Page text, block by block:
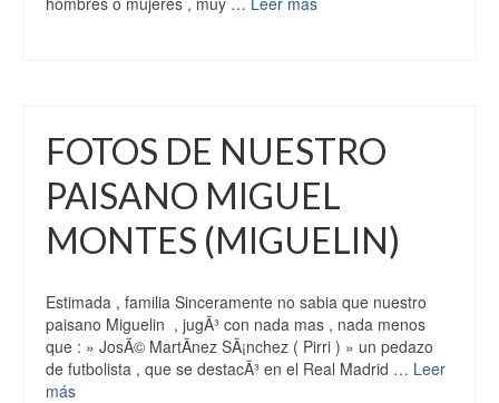
FOTOS DE NUESTRO
PAISANO MIGUEL
MONTES (MIGUELIN)
Estimada , familia Sinceramente no sabia que nuestro
paisano Miguelin , jugÃ³ con nada mas , nada menos
que : » JosÃ© MartÃ­nez SÃ¡nchez ( Pirri ) » un pedazo
de futbolista , que se destacÃ³ en el Real Madrid … Leer
más